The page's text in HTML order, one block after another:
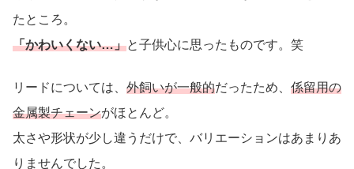
たところ。
「かわいくない…」と子供心に思ったものです。笑
リードについては、 外飼いが一般的だったため、 係留用の
金属製チェーンがほとんど。
太さや形状が少し違うだけで、バリエーションはあまりあ
りませんでした。